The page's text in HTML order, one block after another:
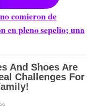
comieron de
en pleno sepelio; una